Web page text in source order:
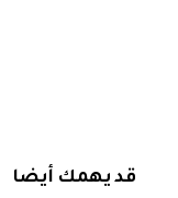
قد يهمك أيضا